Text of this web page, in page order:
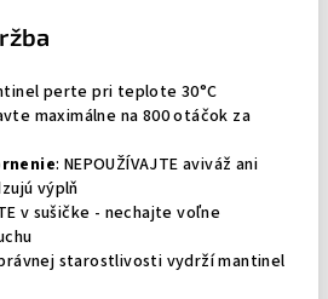
perte pri teplote 30°C
maximálne na 800 otáčok za
: NEPOUŽÍVAJTE aviváž ani
výplň
v sušičke - nechajte voľne
starostlivosti vydrží mantinel